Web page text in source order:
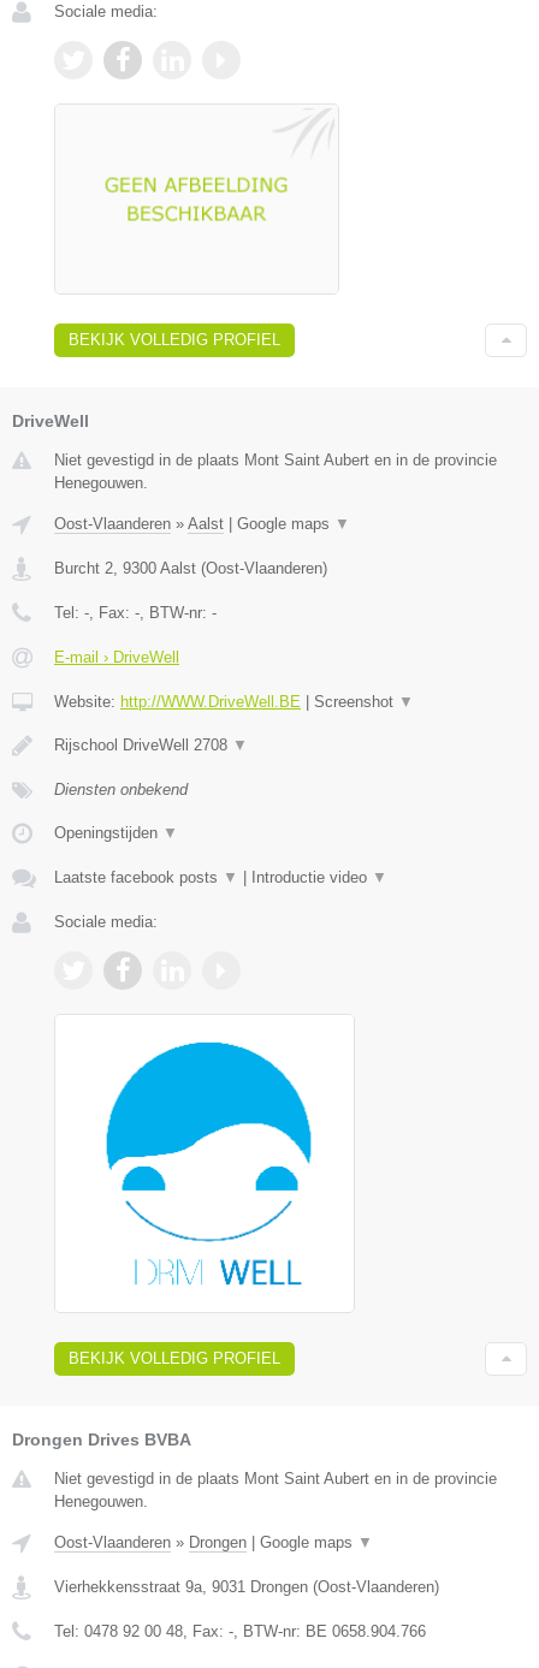
Sociale media:
BEKIJK VOLLEDIG PROFIEL
DriveWell
Niet gevestigd in de plaats Mont Saint Aubert en in de provincie
Henegouwen.
Oost-Vlaanderen » Aalst | Google maps ▼
Burcht 2 9300 Aalst (Oost-Vlaanderen)
Tel: - , Fax: - , BTW-nr: -
E-mail › DriveWell
Website: http://WWW.DriveWell.BE | Screenshot ▼
Rijschool DriveWell 2708 ▼
Diensten onbekend
Openingstijden ▼
Laatste facebook posts ▼ | Introductie video ▼
Sociale media:
BEKIJK VOLLEDIG PROFIEL
Drongen Drives BVBA
Niet gevestigd in de plaats Mont Saint Aubert en in de provincie
Henegouwen.
Oost-Vlaanderen » Drongen | Google maps ▼
Vierhekkensstraat 9a 9031 Drongen (Oost-Vlaanderen)
Tel: 0478 92 00 48 , Fax: - , BTW-nr: BE 0658.904.766